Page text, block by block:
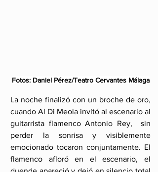
Fotos: Daniel Pérez/Teatro Cervantes Málaga
La noche finalizó con un broche de oro,
cuando Al Di Meola invitó al escenario al
guitarrista flamenco Antonio Rey,  sin
perder la sonrisa y visiblemente
emocionado tocaron conjuntamente. El
flamenco afloró en el escenario, el